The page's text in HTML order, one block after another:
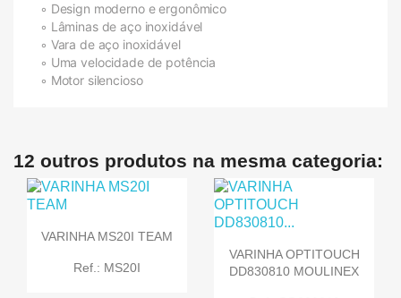
◦ Design moderno e ergonômico
◦ Lâminas de aço inoxidável
◦ Vara de aço inoxidável
◦ Uma velocidade de potência
◦ Motor silencioso
12 outros produtos na mesma categoria:
VARINHA MS20I TEAM
Ref.: MS20I
VARINHA OPTITOUCH
DD830810 MOULINEX